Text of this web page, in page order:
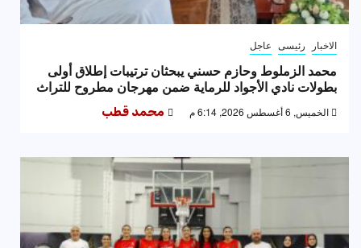
الاخبار رئيسى عاجل
محمد الزملوط وحازم حسني يبحثان ترتيبات إطلاق أولى
بطولات نادي الأجواد للرماية ضمن مهرجان مطروح للتراث
الخميس, 6 أغسطس 2026, 6:14 م محمد قطب